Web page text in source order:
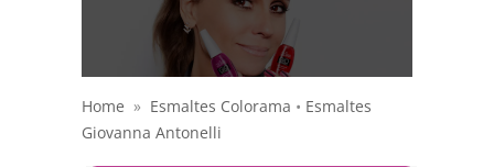
Home » Esmaltes Colorama • Esmaltes
Giovanna Antonelli